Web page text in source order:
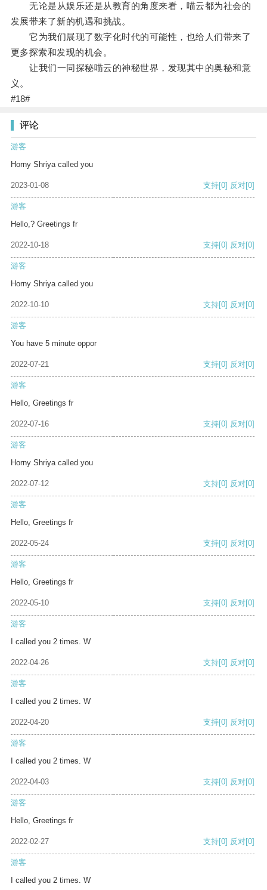
无论是从娱乐还是从教育的角度来看，喵云都为社会的
发展带来了新的机遇和挑战。
它为我们展现了数字化时代的可能性，也给人们带来了
更多探索和发现的机会。
让我们一同探秘喵云的神秘世界，发现其中的奥秘和意
义。
#18#
评论
游客
Horny Shriya called you
2023-01-08 支持[0] 反对[0]
游客
Hello,? Greetings fr
2022-10-18 支持[0] 反对[0]
游客
Horny Shriya called you
2022-10-10 支持[0] 反对[0]
游客
You have 5 minute oppor
2022-07-21 支持[0] 反对[0]
游客
Hello, Greetings fr
2022-07-16 支持[0] 反对[0]
游客
Horny Shriya called you
2022-07-12 支持[0] 反对[0]
游客
Hello, Greetings fr
2022-05-24 支持[0] 反对[0]
游客
Hello, Greetings fr
2022-05-10 支持[0] 反对[0]
游客
I called you 2 times. W
2022-04-26 支持[0] 反对[0]
游客
I called you 2 times. W
2022-04-20 支持[0] 反对[0]
游客
I called you 2 times. W
2022-04-03 支持[0] 反对[0]
游客
Hello, Greetings fr
2022-02-27 支持[0] 反对[0]
游客
I called you 2 times. W